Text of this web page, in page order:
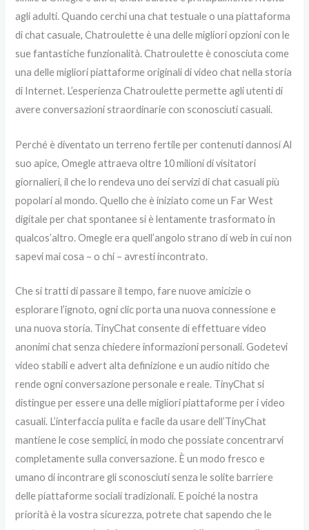
agli adulti. Quando cerchi una chat testuale o una piattaforma
di chat casuale, Chatroulette è una delle migliori opzioni con le
sue fantastiche funzionalità. Chatroulette è conosciuta come
una delle migliori piattaforme originali di video chat nella storia
di Internet. L’esperienza Chatroulette permette agli utenti di
avere conversazioni straordinarie con sconosciuti casuali.
Perché è diventato un terreno fertile per contenuti dannosi Al
suo apice, Omegle attraeva oltre 10 milioni di visitatori
giornalieri, il che lo rendeva uno dei servizi di chat casuali più
popolari al mondo. Quello che è iniziato come un Far West
digitale per chat spontanee si è lentamente trasformato in
qualcos’altro. Omegle era quell’angolo strano di web in cui non
sapevi mai cosa – o chi – avresti incontrato.
Che si tratti di passare il tempo, fare nuove amicizie o
esplorare l’ignoto, ogni clic porta una nuova connessione e
una nuova storia. TinyChat consente di effettuare video
anonimi chat senza chiedere informazioni personali. Godetevi
video stabili e advert alta definizione e un audio nitido che
rende ogni conversazione personale e reale. TinyChat si
distingue per essere una delle migliori piattaforme per i video
casuali. L’interfaccia pulita e facile da usare dell’TinyChat
mantiene le cose semplici, in modo che possiate concentrarvi
completamente sulla conversazione. È un modo fresco e
umano di incontrare gli sconosciuti senza le solite barriere
delle piattaforme sociali tradizionali. E poiché la nostra
priorità è la vostra sicurezza, potrete chat sapendo che le